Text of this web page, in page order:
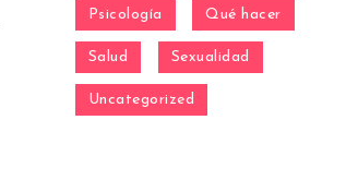
Psicología Qué hacer
Salud Sexualidad
Uncategorized